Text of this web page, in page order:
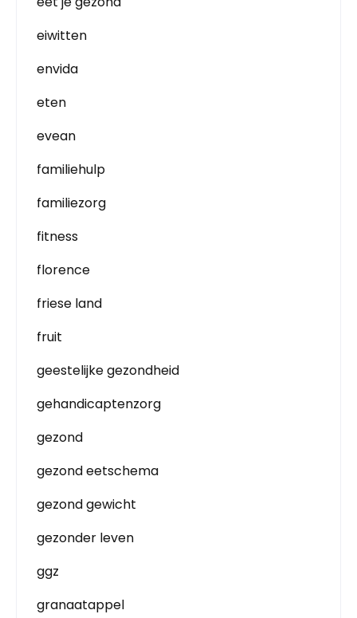
eiwitten
envida
eten
evean
familiehulp
familiezorg
fitness
florence
friese land
fruit
geestelijke gezondheid
gehandicaptenzorg
gezond
gezond eetschema
gezond gewicht
gezonder leven
ggz
granaatappel